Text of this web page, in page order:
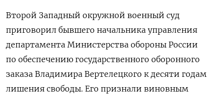
Второй Западный окружной военный суд
приговорил бывшего начальника управления
департамента Министерства обороны России
по обеспечению государственного оборонного
заказа Владимира Вертелецкого к десяти годам
лишения свободы. Его признали виновным